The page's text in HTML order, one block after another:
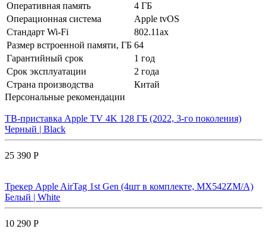
Оперативная память
4 ГБ
Операционная система
Apple tvOS
Стандарт Wi-Fi
802.11ax
Размер встроенной памяти, ГБ 64
Гарантийный срок
1 год
Срок эксплуатации
2 года
Страна производства
Китай
Персональные рекомендации
ТВ-приставка Apple TV 4K 128 ГБ (2022, 3-го поколения)
Черный | Black
25 390 Р
Трекер Apple AirTag 1st Gen (4шт в комплекте, MX542ZM/A)
Белый | White
10 290 Р